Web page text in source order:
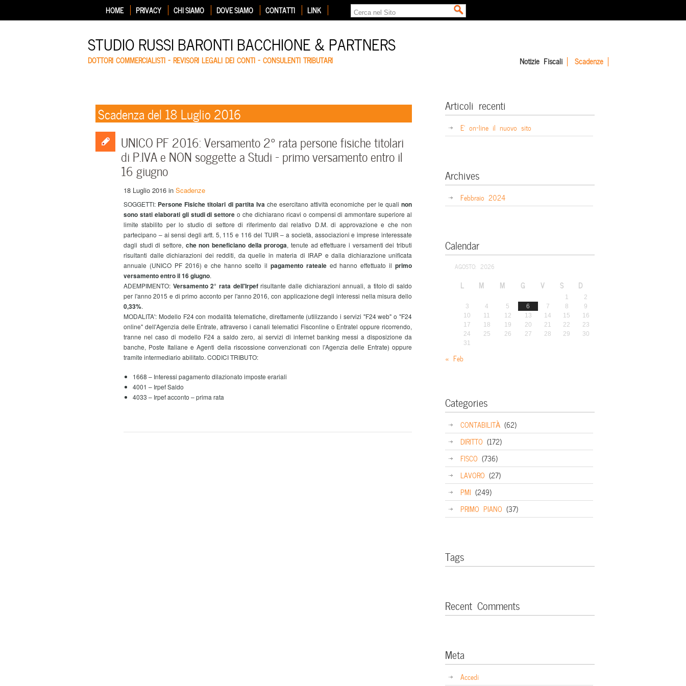
HOME PRIVACY CHI SIAMO DOVE SIAMO CONTATTI LINK
STUDIO RUSSI BARONTI BACCHIONE & PARTNERS
DOTTORI COMMERCIALISTI – REVISORI LEGALI DEI CONTI – CONSULENTI TRIBUTARI Notizie Fiscali Scadenze
Scadenza del 18 Luglio 2016
UNICO PF 2016: Versamento 2° rata persone fisiche titolari
di P.IVA e NON soggette a Studi – primo versamento entro il
16 giugno
18 Luglio 2016 in Scadenze
SOGGETTI: Persone Fisiche titolari di partita Iva che esercitano attività economiche per le qualinon
sono stati elaborati gli studi di settore o che dichiarano ricavi o compensi di ammontare superiore al
limite stabilito per lo studio di settore di riferimento dal relativo D.M. di approvazione e che non
partecipano – ai sensi degli artt. 5, 115 e 116 del TUIR – a società, associazioni e imprese interessate
dagli studi di settore, che non beneficiano della proroga, tenute ad effettuare i versamenti dei tributi
risultanti dalle dichiarazioni dei redditi, da quelle in materia di IRAP e dalla dichiarazione unificata
annuale (UNICO PF 2016) e che hanno scelto il pagamento ratealeed hanno effettuato ilprimo
versamento entro il 16 giugno.
ADEMPIMENTO: Versamento 2° rata dell'Irpefrisultante dalle dichiarazioni annuali, a titolo di saldo
per l'anno 2015 e di primo acconto per l'anno 2016, con applicazione degli interessi nella misura dello
0,33%.
MODALITA': Modello F24 con modalità telematiche, direttamente (utilizzando i servizi "F24 web" o "F24
online" dell'Agenzia delle Entrate, attraverso i canali telematici Fisconline o Entratel oppure ricorrendo,
tranne nel caso di modello F24 a saldo zero, ai servizi di internet banking messi a disposizione da
banche, Poste Italiane e Agenti della riscossione convenzionati con l'Agenzia delle Entrate) oppure
tramite intermediario abilitato. CODICI TRIBUTO:
1668 – Interessi pagamento dilazionato imposte erariali
4001 – Irpef Saldo
4033 – Irpef acconto – prima rata
Articoli recenti
E’ on-line il nuovo sito
Archives
Febbraio 2024
Calendar
AGOSTO: 2026
L M M G V S D
1
2
3
4 5 6 7 8
9
10
11 12 13 14 15
16
17
18 19 20 21 22
23
24
25 26 27 28 29
30
31
« Feb
Categories
CONTABILITÀ (62)
DIRITTO (172)
FISCO (736)
LAVORO (27)
PMI (249)
PRIMO PIANO (37)
Tags
Recent Comments
Meta
Accedi